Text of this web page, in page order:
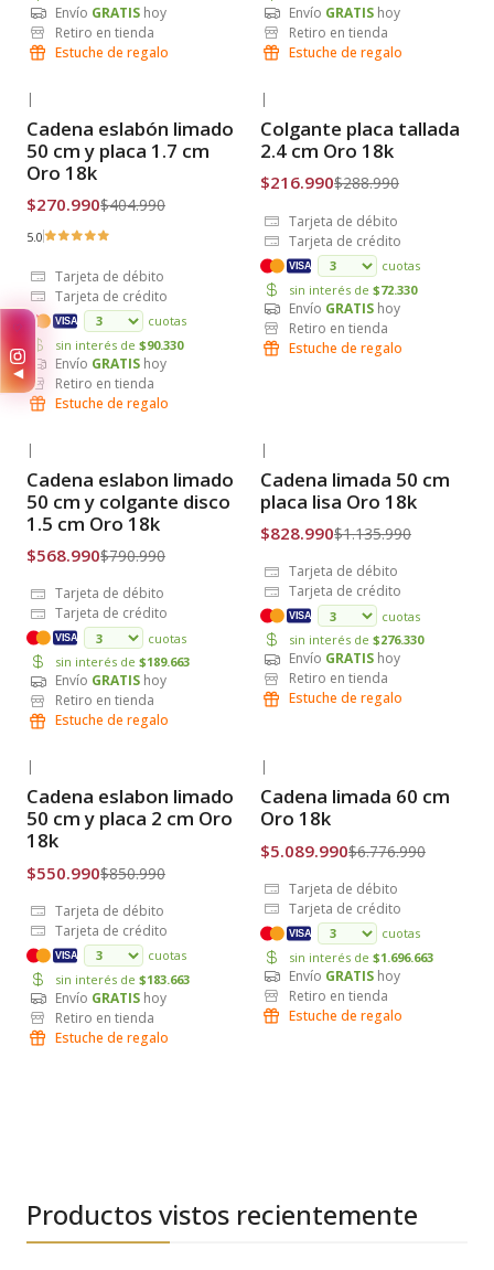
Envío GRATIS hoy
Retiro en tienda
Estuche de regalo
Envío GRATIS hoy
Retiro en tienda
Estuche de regalo
Envío Gratis
|
Cadena eslabón limado
50 cm y placa 1.7 cm
Oro 18k
$270.990$404.990
5.0
Tarjeta de débito
Tarjeta de crédito
VISA
cuotas
sin interés de $90.330
Envío GRATIS hoy
Retiro en tienda
Estuche de regalo
Envío Gratis
|
Colgante placa tallada
2.4 cm Oro 18k
$216.990$288.990
Tarjeta de débito
Tarjeta de crédito
VISA
cuotas
sin interés de $72.330
Envío GRATIS hoy
Retiro en tienda
Estuche de regalo
Envío Gratis
|
Cadena eslabon limado
50 cm y colgante disco
1.5 cm Oro 18k
$568.990$790.990
Tarjeta de débito
Tarjeta de crédito
VISA
cuotas
sin interés de $189.663
Envío GRATIS hoy
Retiro en tienda
Estuche de regalo
Envío Gratis
|
Cadena limada 50 cm
placa lisa Oro 18k
$828.990$1.135.990
Tarjeta de débito
Tarjeta de crédito
VISA
cuotas
sin interés de $276.330
Envío GRATIS hoy
Retiro en tienda
Estuche de regalo
Envío Gratis
|
Cadena eslabon limado
50 cm y placa 2 cm Oro
18k
$550.990$850.990
Tarjeta de débito
Tarjeta de crédito
VISA
cuotas
sin interés de $183.663
Envío GRATIS hoy
Retiro en tienda
Estuche de regalo
Envío Gratis
|
Cadena limada 60 cm
Oro 18k
$5.089.990$6.776.990
Tarjeta de débito
Tarjeta de crédito
VISA
cuotas
sin interés de $1.696.663
Envío GRATIS hoy
Retiro en tienda
Estuche de regalo
Productos vistos recientemente
✨
◀